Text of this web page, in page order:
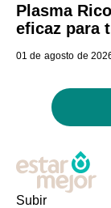
Plasma
eficaz para
01 de agosto de
Subir